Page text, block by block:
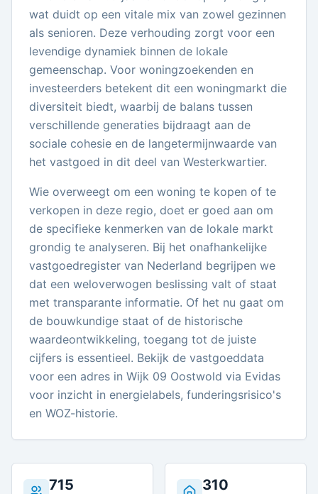
wat duidt op een vitale mix van zowel gezinnen
als senioren. Deze verhouding zorgt voor een
levendige dynamiek binnen de lokale
gemeenschap. Voor woningzoekenden en
investeerders betekent dit een woningmarkt die
diversiteit biedt, waarbij de balans tussen
verschillende generaties bijdraagt aan de
sociale cohesie en de langetermijnwaarde van
het vastgoed in dit deel van Westerkwartier.
Wie overweegt om een woning te kopen of te
verkopen in deze regio, doet er goed aan om
de specifieke kenmerken van de lokale markt
grondig te analyseren. Bij het onafhankelijke
vastgoedregister van Nederland begrijpen we
dat een weloverwogen beslissing valt of staat
met transparante informatie. Of het nu gaat om
de bouwkundige staat of de historische
waardeontwikkeling, toegang tot de juiste
cijfers is essentieel. Bekijk de vastgoeddata
voor een adres in Wijk 09 Oostwold via Evidas
voor inzicht in energielabels, funderingsrisico's
en WOZ-historie.
715 310